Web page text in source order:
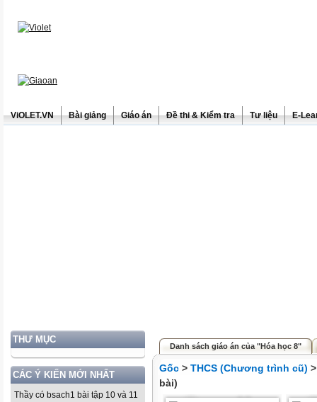
ViOLET.VN Bài giảng Giáo án Đề thi & Kiểm tra Tư liệu E-
THƯ MỤC
CÁC Ý KIẾN MỚI NHẤT
Thầy có bsach1 bài tập 10 và 11
Danh sách giáo án của "Hóa học 8"
Gốc > THCS (Chương trình cũ)
bài)